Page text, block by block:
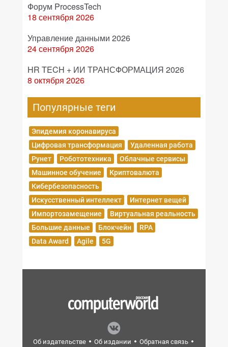
Форум ProcessTech
18 сентября 2026
Управление данными 2026
24 сентября 2026
HR TECH + ИИ ТРАНСФОРМАЦИЯ 2026
8 октября 2026
Популярные теги
Эпидемия коронавируса
Цифровая трансформация
Удаленная работа
Рунет
Робототехника
Облачные сервисы
Машинное обучение
Криптовалюта
Кибербезопасность
Искусственный интеллект
Интернет вещей
Импортозамещение
Виртуальная реальность
Большие данные
Блокчейн
RPA
Data Award
Agile 5G
Об издательстве Об издании
Обратная связь